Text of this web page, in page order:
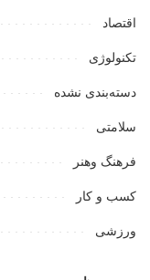
اقتصاد
تکنولوژی
دسته‌بندی نشده
سلامتی
فرهنگ وهنر
کسب و کار
ورزشی